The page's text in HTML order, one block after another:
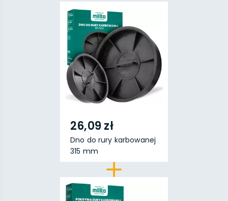
26,09 zł
Dno do rury karbowanej
315 mm